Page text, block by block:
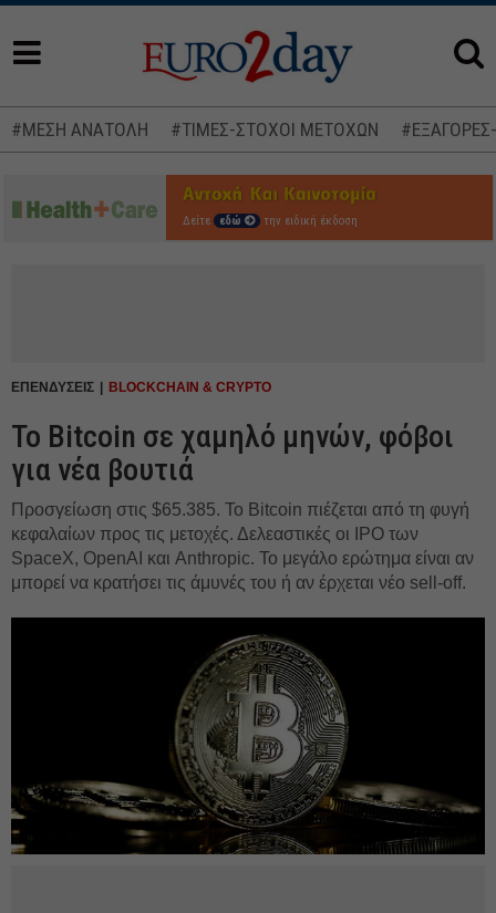
#ΜΕΣΗ ΑΝΑΤΟΛΗ #ΤΙΜΕΣ-ΣΤΟΧΟΙ ΜΕΤΟΧΩΝ
Δείτε εδώ την ειδική έκδοση
ΕΠΕΝΔΥΣΕΙΣ BLOCKCHAIN & CRYPTO
Το Bitcoin σε χαμηλό μηνών, φόβοι
για νέα βουτιά
Προσγείωση στις $65.385. Το Bitcoin πιέζεται από τη φυγή
κεφαλαίων προς τις μετοχές. Δελεαστικές οι IPO των
SpaceX, OpenAI και Anthropic. Το μεγάλο ερώτημα είναι αν
μπορεί να κρατήσει τις άμυνές του ή αν έρχεται νέο sell-off.